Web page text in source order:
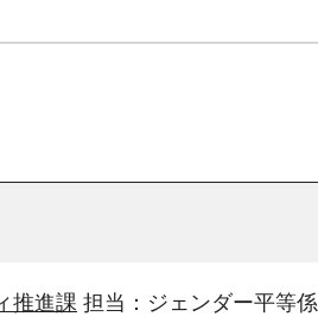
推進課 担当：ジェンダー平等係